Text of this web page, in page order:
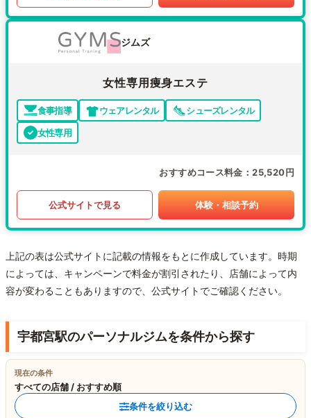
ジムズ
女性専用痩身エステ
食事指導 ウェアレンタル
シューズレンタル
女性専用
おすすめコース料金 25,520円
公式サイトで見る 体験・相談予約
上記の表は公式サイトに記載の情報をもとに作成しています。時期
によっては、キャンペーンで料金が割引されたり、店舗によって内
容が変わることもありますので、公式サイトでご確認ください。
宇都宮駅のパーソナルジムを条件から探す
現在の条件
すべての店舗 / おすすめ順
条件を絞り込む